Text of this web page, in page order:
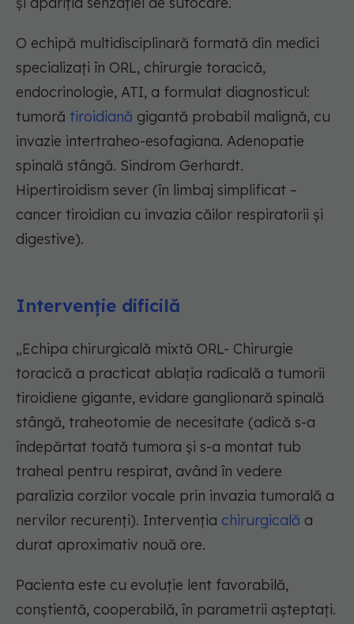
O echipă multidisciplinară formată din medici
specializați în ORL, chirurgie toracică,
endocrinologie, ATI, a formulat diagnosticul:
tumoră tiroidiană gigantă probabil malignă, cu
invazie intertraheo-esofagiana. Adenopatie
spinală stângă. Sindrom Gerhardt.
Hipertiroidism sever (în limbaj simplificat –
cancer tiroidian cu invazia căilor respiratorii și
digestive).
Intervenție dificilă
„Echipa chirurgicală mixtă ORL- Chirurgie
toracică a practicat ablația radicală a tumorii
tiroidiene gigante, evidare ganglionară spinală
stângă, traheotomie de necesitate (adică s-a
îndepărtat toată tumora și s-a montat tub
traheal pentru respirat, având în vedere
paralizia corzilor vocale prin invazia tumorală a
nervilor recurenți). Intervenția chirurgicală a
durat aproximativ nouă ore.
Pacienta este cu evoluție lent favorabilă,
conștientă, cooperabilă, în parametrii așteptați.